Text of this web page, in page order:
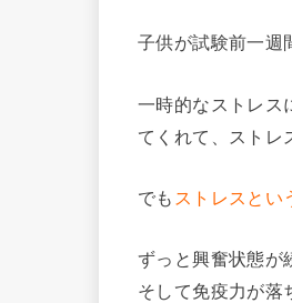
子供が試験前一週
一時的なストレス
てくれて、ストレ
でも ストレスとい
ずっと興奮状態が
そして免疫力が落